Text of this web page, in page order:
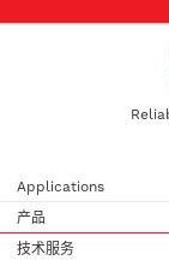
Applications
产品
技术服务